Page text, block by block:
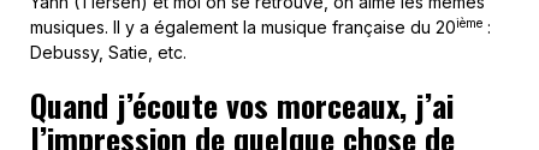
musiques. Il y a également la musique française du 20ième :
Debussy, Satie, etc.
Quand j’écoute vos morceaux, j’ai
l’impression de quelque chose de